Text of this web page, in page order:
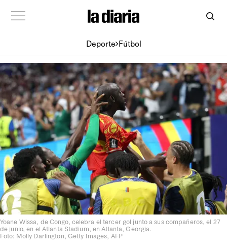
Deporte Fútbol
Yoane Wissa, de Congo, celebra el tercer gol junto a sus compañeros, el 27
de junio, en el Atlanta Stadium, en Atlanta, Georgia.
Foto: Molly Darlington, Getty Images, AFP